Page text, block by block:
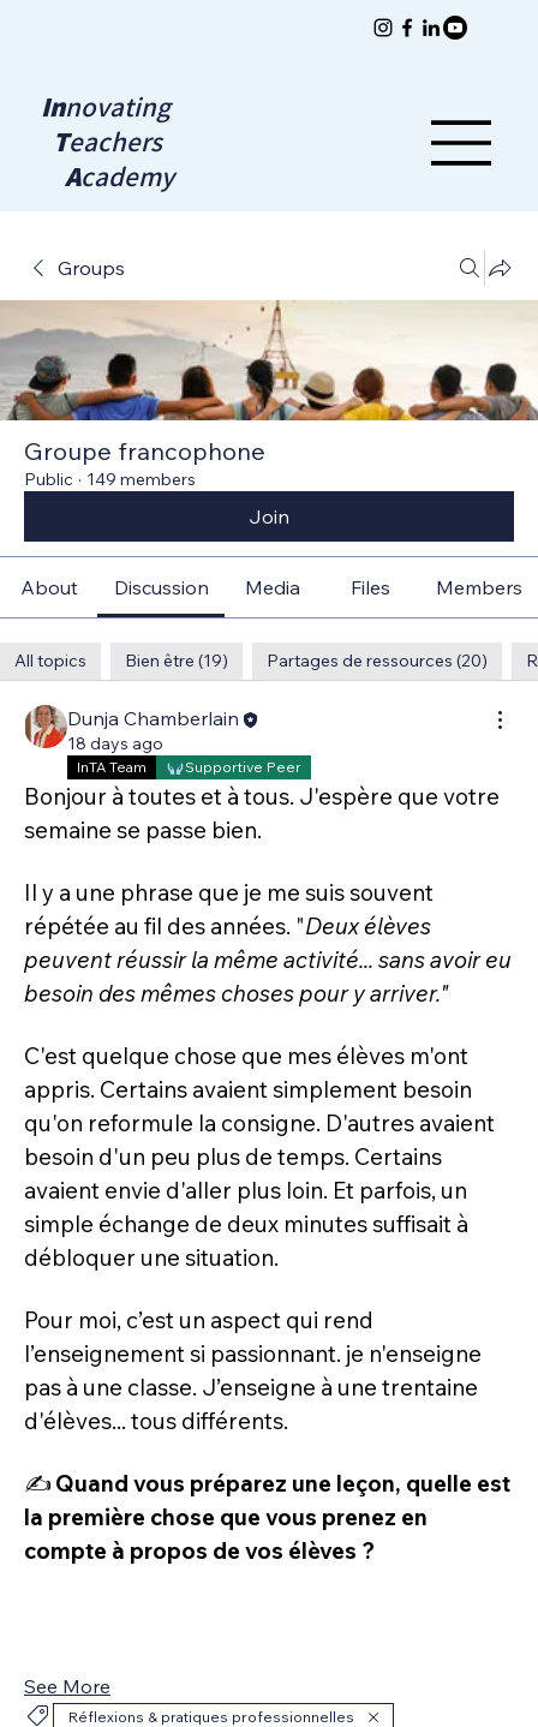
Innovating
Teachers
Academy
Groups
Groupe francophone
Public · 149 members
Join
About Discussion Media Files Members
All topics Bien être (19) Partages de ressources (20)
Dunja Chamberlain
18 days ago
InTA Team Supportive Peer
Bonjour à toutes et à tous. J'espère que votre
semaine se passe bien.
Il y a une phrase que je me suis souvent
répétée au fil des années. "Deux élèves
peuvent réussir la même activité... sans avoir eu
besoin des mêmes choses pour y arriver."
C'est quelque chose que mes élèves m'ont
appris. Certains avaient simplement besoin
qu'on reformule la consigne. D'autres avaient
besoin d'un peu plus de temps. Certains
avaient envie d'aller plus loin. Et parfois, un
simple échange de deux minutes suffisait à
débloquer une situation.
Pour moi, c’est un aspect qui rend
l’enseignement si passionnant. je n'enseigne
pas à une classe. J’enseigne à une trentaine
d'élèves... tous différents.
✍️ Quand vous préparez une leçon, quelle est
la première chose que vous prenez en
compte à propos de vos élèves ?
See More
Réflexions & pratiques professionnelles